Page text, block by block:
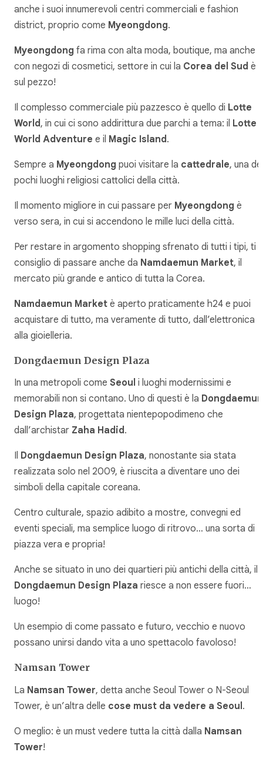
anche i suoi innumerevoli centri commerciali e fashion
district, proprio come Myeongdong.
Myeongdong fa rima con alta moda, boutique, ma anche
con negozi di cosmetici, settore in cui la Corea del Sud è
sul pezzo!
Il complesso commerciale più pazzesco è quello di Lotte
World, in cui ci sono addirittura due parchi a tema: il Lotte
World Adventure e il Magic Island.
Sempre a Myeongdong puoi visitare la cattedrale, una dei
pochi luoghi religiosi cattolici della città.
Il momento migliore in cui passare per Myeongdong è
verso sera, in cui si accendono le mille luci della città.
Per restare in argomento shopping sfrenato di tutti i tipi, ti
consiglio di passare anche da Namdaemun Market, il
mercato più grande e antico di tutta la Corea.
Namdaemun Market è aperto praticamente h24 e puoi
acquistare di tutto, ma veramente di tutto, dall’elettronica
alla gioielleria.
Dongdaemun Design Plaza
In una metropoli come Seoul i luoghi modernissimi e
memorabili non si contano. Uno di questi è la Dongdaemun
Design Plaza, progettata nientepopodimeno che
dall’archistar Zaha Hadid.
Il Dongdaemun Design Plaza, nonostante sia stata
realizzata solo nel 2009, è riuscita a diventare uno dei
simboli della capitale coreana.
Centro culturale, spazio adibito a mostre, convegni ed
eventi speciali, ma semplice luogo di ritrovo… una sorta di
piazza vera e propria!
Anche se situato in uno dei quartieri più antichi della città, il
Dongdaemun Design Plaza riesce a non essere fuori…
luogo!
Un esempio di come passato e futuro, vecchio e nuovo
possano unirsi dando vita a uno spettacolo favoloso!
Namsan Tower
La Namsan Tower, detta anche Seoul Tower o N-Seoul
Tower, è un’altra delle cose must da vedere a Seoul .
O meglio: è un must vedere tutta la città dalla Namsan
Tower!